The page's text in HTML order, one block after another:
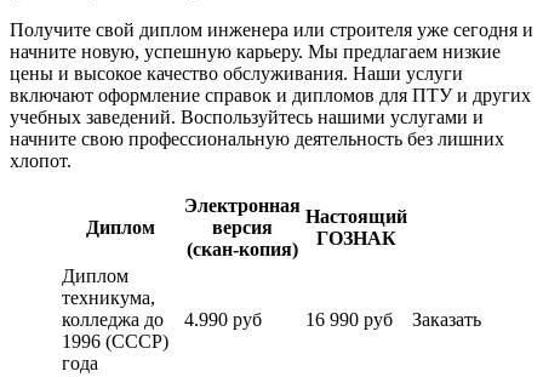
Получите свой диплом инженера или строителя уже сегодня и
начните новую, успешную карьеру. Мы предлагаем низкие
цены и высокое качество обслуживания. Наши услуги
включают оформление справок и дипломов для ПТУ и других
учебных заведений. Воспользуйтесь нашими услугами и
начните свою профессиональную деятельность без лишних
хлопот.
Диплом
Электронная
версия
(скан-копия)
Настоящий
ГОЗНАК
Диплом
техникума,
колледжа до
1996 (СССР)
года
4.990 руб 16 990 руб Заказать